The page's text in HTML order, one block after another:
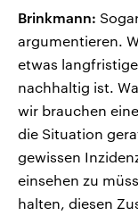
Brinkmann:
argumentieren.
etwas
nachhaltig ist.
wir brauchen
die Situation
gewissen
einsehen zu
halten, diesen